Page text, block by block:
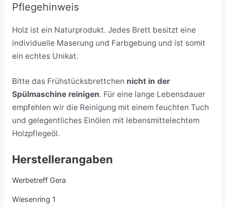
Pflegehinweis
Holz ist ein Naturprodukt. Jedes Brett besitzt eine
individuelle Maserung und Farbgebung und ist somit
ein echtes Unikat.
Bitte das Frühstücksbrettchen nicht in der
Spülmaschine reinigen. Für eine lange Lebensdauer
empfehlen wir die Reinigung mit einem feuchten Tuch
und gelegentliches Einölen mit lebensmittelechtem
Holzpflegeöl.
Herstellerangaben
Werbetreff Gera
Wiesenring 1